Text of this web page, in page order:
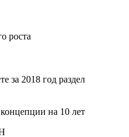
роста
за 2018 год раздел
на 10 лет